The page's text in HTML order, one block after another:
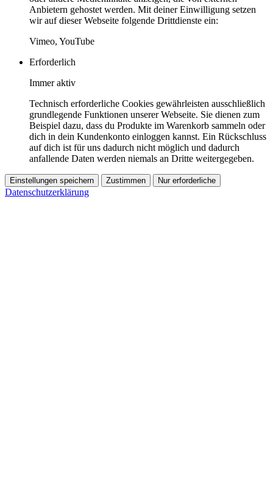
Anbietern gehostet werden. Mit deiner Einwilligung setzen
wir auf dieser Webseite folgende Drittdienste ein:
Vimeo, YouTube
Erforderlich
Immer aktiv
Technisch erforderliche Cookies gewährleisten ausschließlich
grundlegende Funktionen unserer Webseite. Sie dienen zum
Beispiel dazu, dass du Produkte im Warenkorb sammeln oder
dich in dein Kundenkonto einloggen kannst. Ein Rückschluss
auf dich ist für uns dadurch nicht möglich und dadurch
anfallende Daten werden niemals an Dritte weitergegeben.
Einstellungen speichern Zustimmen Nur erforderliche
Datenschutzerklärung